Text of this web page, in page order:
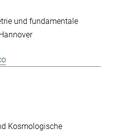
und fundamentale
Kosmologische